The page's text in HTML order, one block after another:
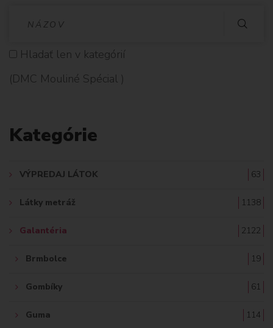
D
Hladať len v kategórií
(DMC Mouliné Spécial )
Kategórie
VÝPREDAJ LÁTOK 63
Látky metráž 1138
Galantéria 2122
Brmbolce 19
Gombíky 61
Guma 114